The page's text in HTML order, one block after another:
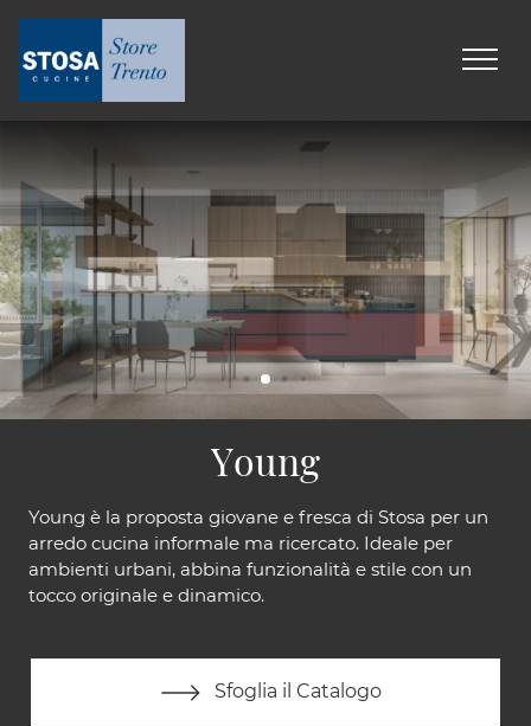
Young
Young è la proposta giovane e fresca di Stosa per un
arredo cucina informale ma ricercato. Ideale per
ambienti urbani, abbina funzionalità e stile con un
tocco originale e dinamico.
Sfoglia il Catalogo